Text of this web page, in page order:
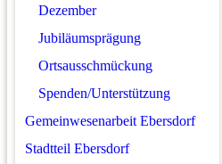
Dezember
Jubiläumsprägung
Ortsausschmückung
Spenden/Unterstützung
Gemeinwesenarbeit Ebersdorf
Stadtteil Ebersdorf